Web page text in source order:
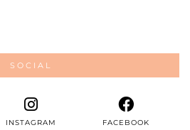
SOCIAL
INSTAGRAM FACEBOOK